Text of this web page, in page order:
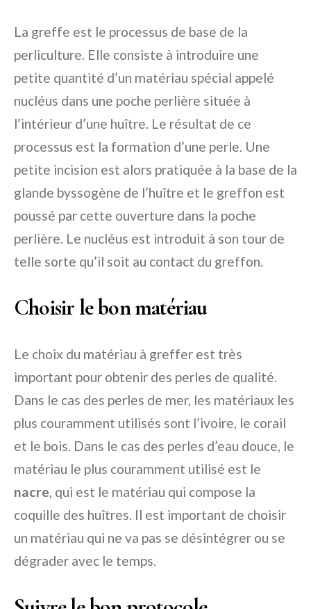
La greffe est le processus de base de la
perliculture. Elle consiste à introduire une
petite quantité d’un matériau spécial appelé
nucléus dans une poche perlière située à
l’intérieur d’une huître. Le résultat de ce
processus est la formation d’une perle. Une
petite incision est alors pratiquée à la base de la
glande byssogène de l’huître et le greffon est
poussé par cette ouverture dans la poche
perlière. Le nucléus est introduit à son tour de
telle sorte qu’il soit au contact du greffon.
Choisir le bon matériau
Le choix du matériau à greffer est très
important pour obtenir des perles de qualité.
Dans le cas des perles de mer, les matériaux les
plus couramment utilisés sont l’ivoire, le corail
et le bois. Dans le cas des perles d’eau douce, le
matériau le plus couramment utilisé est le
nacre , qui est le matériau qui compose la
coquille des huîtres. Il est important de choisir
un matériau qui ne va pas se désintégrer ou se
dégrader avec le temps.